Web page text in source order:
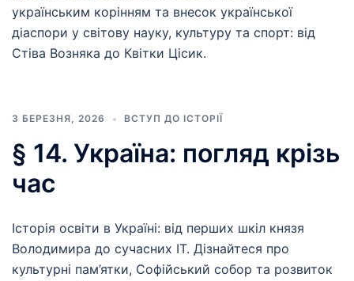
українським корінням та внесок української
діаспори у світову науку, культуру та спорт: від
Стіва Возняка до Квітки Цісик.
3 БЕРЕЗНЯ, 2026 ВСТУП ДО ІСТОРІЇ
§ 14. Україна: погляд крізь
час
Історія освіти в Україні: від перших шкіл князя
Володимира до сучасних ІТ. Дізнайтеся про
культурні пам’ятки, Софійський собор та розвиток